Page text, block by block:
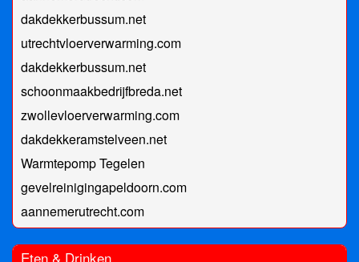
dakdekkerbussum.net
utrechtvloerverwarming.com
dakdekkerbussum.net
schoonmaakbedrijfbreda.net
zwollevloerverwarming.com
dakdekkeramstelveen.net
Warmtepomp Tegelen
gevelreinigingapeldoorn.com
aannemerutrecht.com
Eten & Drinken